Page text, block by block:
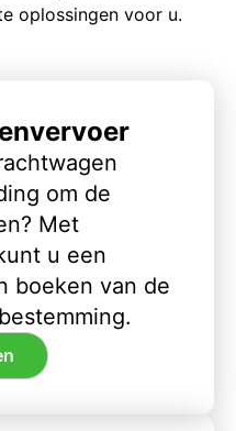
oplossingen voor u.
om de
Met
u een
boeken van de